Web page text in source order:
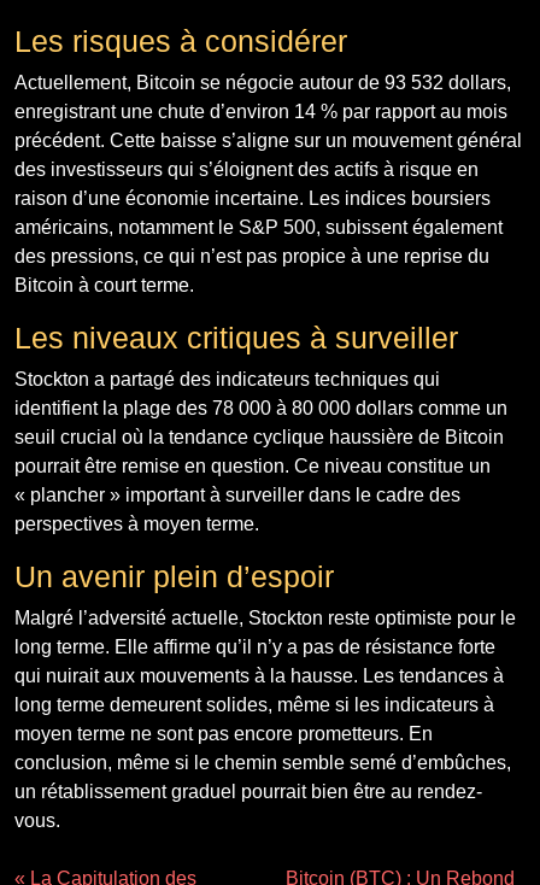
Les risques à considérer
Actuellement, Bitcoin se négocie autour de 93 532 dollars,
enregistrant une chute d’environ 14 % par rapport au mois
précédent. Cette baisse s’aligne sur un mouvement général
des investisseurs qui s’éloignent des actifs à risque en
raison d’une économie incertaine. Les indices boursiers
américains, notamment le S&P 500, subissent également
des pressions, ce qui n’est pas propice à une reprise du
Bitcoin à court terme.
Les niveaux critiques à surveiller
Stockton a partagé des indicateurs techniques qui
identifient la plage des 78 000 à 80 000 dollars comme un
seuil crucial où la tendance cyclique haussière de Bitcoin
pourrait être remise en question. Ce niveau constitue un
« plancher » important à surveiller dans le cadre des
perspectives à moyen terme.
Un avenir plein d’espoir
Malgré l’adversité actuelle, Stockton reste optimiste pour le
long terme. Elle affirme qu’il n’y a pas de résistance forte
qui nuirait aux mouvements à la hausse. Les tendances à
long terme demeurent solides, même si les indicateurs à
moyen terme ne sont pas encore prometteurs. En
conclusion, même si le chemin semble semé d’embûches,
un rétablissement graduel pourrait bien être au rendez-
vous.
« La Capitulation des Bitcoin (BTC) : Un Rebond